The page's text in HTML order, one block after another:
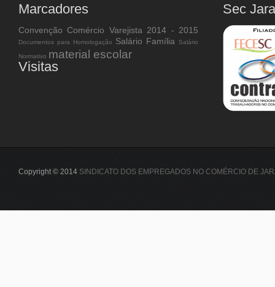
Marcadores
Convenção Comércio Varejista 2014 - 2015
Documentos para Homologação Salário Família Salário
Normativo material escolar
Visitas
Sec
Copyright © 2014 SINDICATO DOS EMPREGADOS NO COMÉRCIO DE